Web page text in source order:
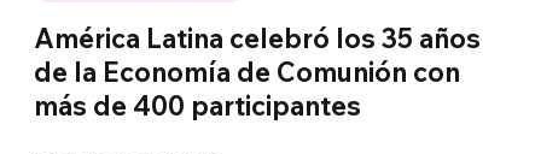
América Latina celebró los 35 años
de la Economía de Comunión con
más de 400 participantes